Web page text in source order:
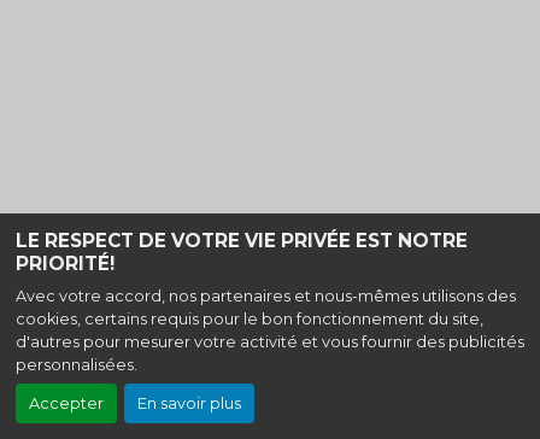
LE RESPECT DE VOTRE VIE PRIVÉE EST NOTRE
PRIORITÉ!
Avec votre accord, nos partenaires et nous-mêmes utilisons des
cookies, certains requis pour le bon fonctionnement du site,
d'autres pour mesurer votre activité et vous fournir des publicités
personnalisées.
Accepter En savoir plus